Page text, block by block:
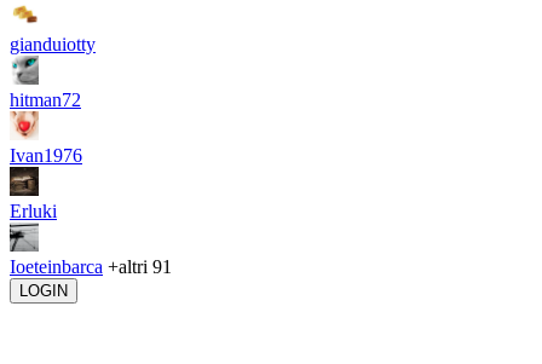
gianduiotty
hitman72
Ivan1976
Erluki
Ioeteinbarca +altri 91
LOGIN